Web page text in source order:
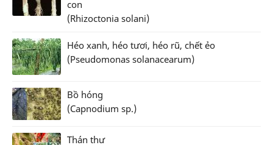
con
(Rhizoctonia solani)
Héo xanh, héo tươi, héo rũ, chết ẻo
(Pseudomonas solanacearum)
Bồ hóng
(Capnodium sp.)
Thán thư